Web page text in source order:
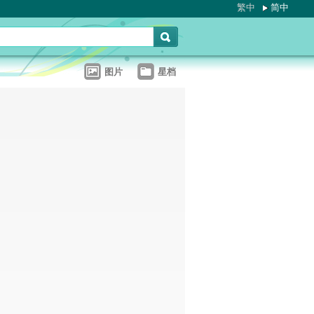
繁中 简中
图片 星档